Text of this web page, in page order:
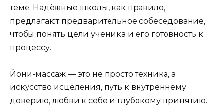
теме. Надёжные школы, как правило,
предлагают предварительное собеседование,
чтобы понять цели ученика и его готовность к
процессу.
Йони-массаж — это не просто техника, а
искусство исцеления, путь к внутреннему
доверию, любви к себе и глубокому принятию.